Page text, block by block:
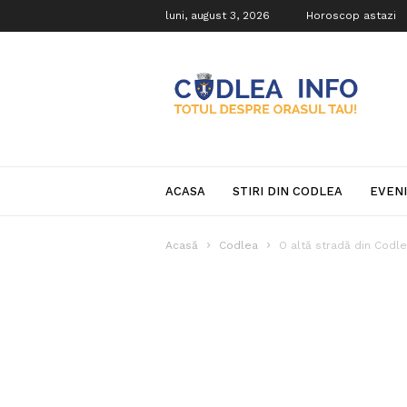
luni, august 3, 2026 Horoscop astazi
Info
ACASA STIRI DIN CODLEA
Acasă Codlea O altă stradă din